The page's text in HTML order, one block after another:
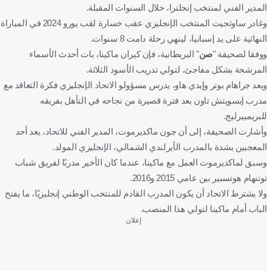
المدير الفني لمنتخب إنجلترا، خلال السنوات المقبلة.
وغادر ساوثجيت المنتخب الإنجليزي عقب خسارة لقب يورو 2024 في المباراة
النهائية على يد إسبانيا، لينهي رحلة دامت 8 سنوات.
ووفقا لصحيفة "صن" البريطانية، فإن كيران ماكينا، بات أحدث الأسماء
المرشحة بشكل مفاجئ، لتولي تدريب الأسود الثلاثة.
وبعد جراهام بوتر وإيدي هاو، يدرس مسؤولو الاتحاد الإنجليزي فكرة التعاقد مع
مدرب إبسويتش تاون بعد فترة قصيرة من نجاحه في التأهل بفريقه
للبريمييرليج.
وأشارت الصحيفة، إلى أن جون ماكديرموت، المدير الفني للاتحاد، يعد أحد
المعجبين بشدة بالمدرب الأيرلندي الشمالي، الإنجليزي المولد.
وسبق لماكديرموت العمل مع ماكينا، عندما كان الأخير مدربًا لفريق شباب
توتنهام هوتسبير بين عامي 2015 و2016.
ولا يشترط الاتحاد أن يكون المدرب القادم للمنتخب الوطني إنجليزيًا، ما يفتح
الباب أمام ماكينا لتولي هذا المنصب.
إعلان